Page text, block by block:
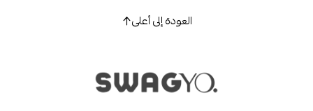
العودة إلى أعلى